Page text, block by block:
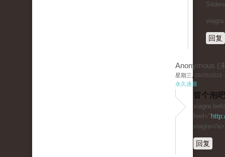
回复
Anonymous (
星期三, 06/05/2019
永久连接
冒个泡
viagra
href="
viagra</
回复